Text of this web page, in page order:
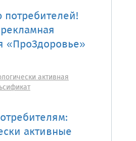
«ПроЗдоровье»
активная
активные